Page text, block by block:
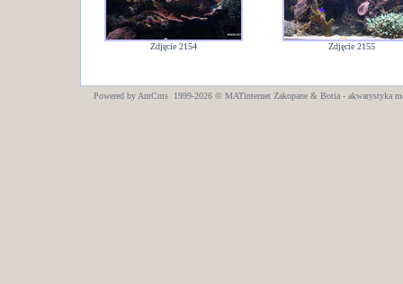
Zdjęcie 2154 Zdjęcie 2155
Powered by AntCms 1999-2026 © MATinternet Zakopane& Botia - akwarystyka